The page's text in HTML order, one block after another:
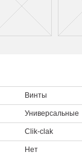
Винты
Универсальные
Clik-clak
Нет